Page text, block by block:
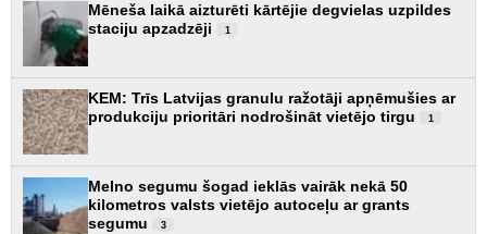
Mēneša laikā aizturēti kārtējie degvielas uzpildes
staciju apzadzēji
1
KEM: Trīs Latvijas granulu ražotāji apņēmušies ar
produkciju prioritāri nodrošināt vietējo tirgu
1
Melno segumu šogad ieklās vairāk nekā 50
kilometros valsts vietējo autoceļu ar grants
segumu
3